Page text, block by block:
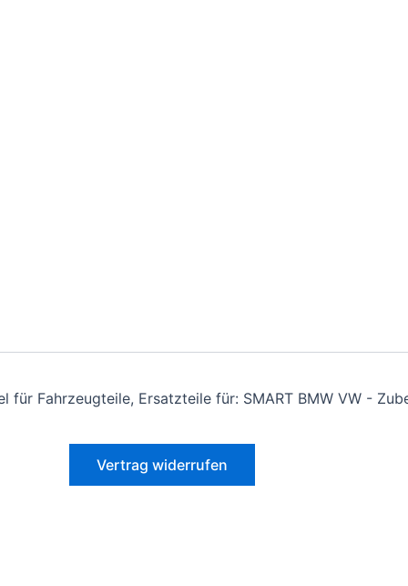
für Fahrzeugteile, Ersatzteile für: SMART BMW VW -
Vertrag widerrufen